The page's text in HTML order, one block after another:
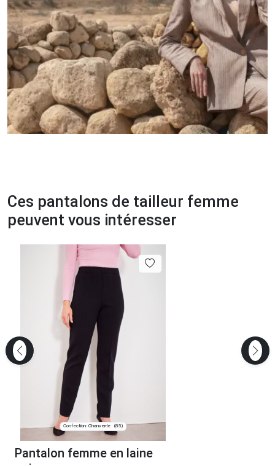
Ces pantalons de tailleur femme
peuvent vous intéresser
Confection: Chanverrie (85)
Pantalon femme en laine